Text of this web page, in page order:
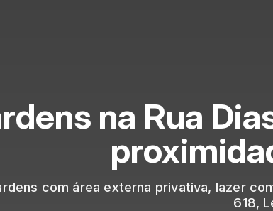
na Rua
com área externa privativa, lazer
618,